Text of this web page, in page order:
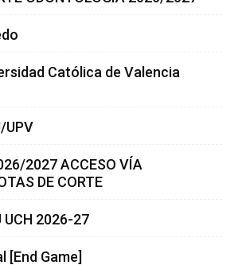
Católica de Valencia
UPV
2027 ACCESO VÍA
DE CORTE
UCH 2026-27
[End Game]